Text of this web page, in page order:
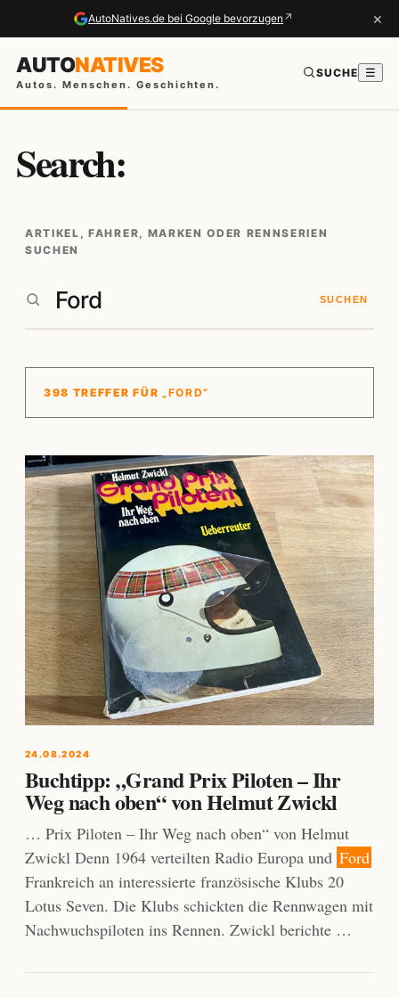
AutoNatives.de bei Google bevorzugen ↗ ×
AUTONATIVES
Autos. Menschen. Geschichten.
SUCHE ☰
Search:
ARTIKEL, FAHRER, MARKEN ODER RENNSERIEN
SUCHEN
SUCHEN
398 TREFFER FÜR „FORD“
24.08.2024
Buchtipp: „Grand Prix Piloten – Ihr
Weg nach oben“ von Helmut Zwickl
… Prix Piloten – Ihr Weg nach oben“ von Helmut
Zwickl Denn 1964 verteilten Radio Europa und Ford
Frankreich an interessierte französische Klubs 20
Lotus Seven. Die Klubs schickten die Rennwagen mit
Nachwuchspiloten ins Rennen. Zwickl berichte …